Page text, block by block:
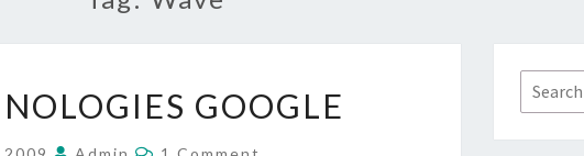
LES
GOOGLE
Comments
Search
for: